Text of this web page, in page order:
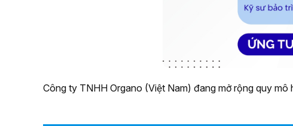
Công ty TNHH Organo (Việt Nam) đang mở rộng quy mô